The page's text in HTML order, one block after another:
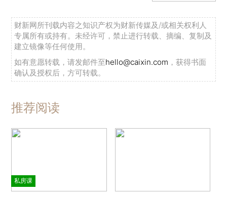
财新网所刊载内容之知识产权为财新传媒及/或相关权利人
专属所有或持有。未经许可，禁止进行转载、摘编、复制及
建立镜像等任何使用。
如有意愿转载，请发邮件至hello@caixin.com ，获得书面
确认及授权后，方可转载。
推荐阅读
私房课